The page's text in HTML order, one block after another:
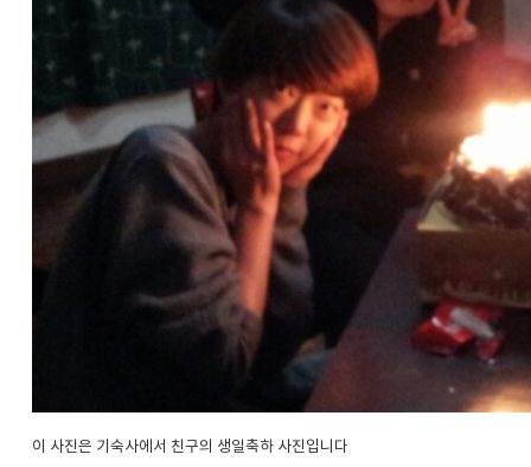
이 사진은 기숙사에서 친구의 생일축하 사진입니다